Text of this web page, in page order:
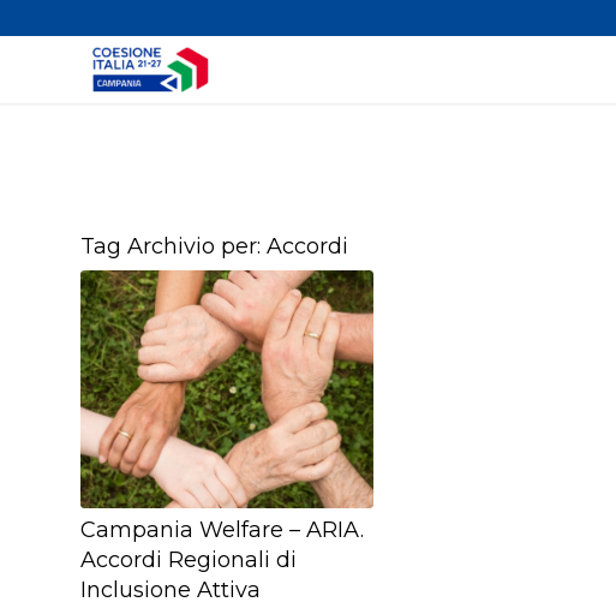
Tag Archivio per: Accordi
Campania Welfare – ARIA.
Accordi Regionali di
Inclusione Attiva